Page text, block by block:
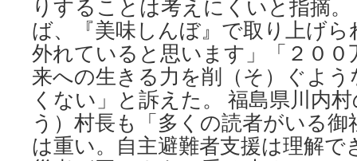
Cast
News
りすることは考えにくいと指摘
ば、『美味しんぼ』で取り上げ
外れていると思います」「２００
来への生きる力を削（そ）ぐよ
くない」と訴えた。 福島県川内
う）村長も「多くの読者がいる
は重い。自主避難者支援は理解